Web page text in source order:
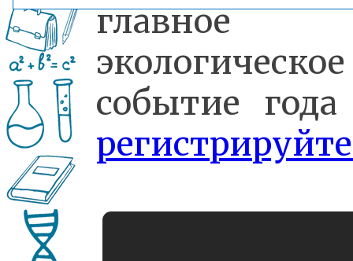
главное
экологическое
событие